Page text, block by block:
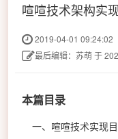
喧喧技术架构实
2019-04-01 09:24:02
最后编辑：苏萌 于
本篇目录
一、喧喧技术实现